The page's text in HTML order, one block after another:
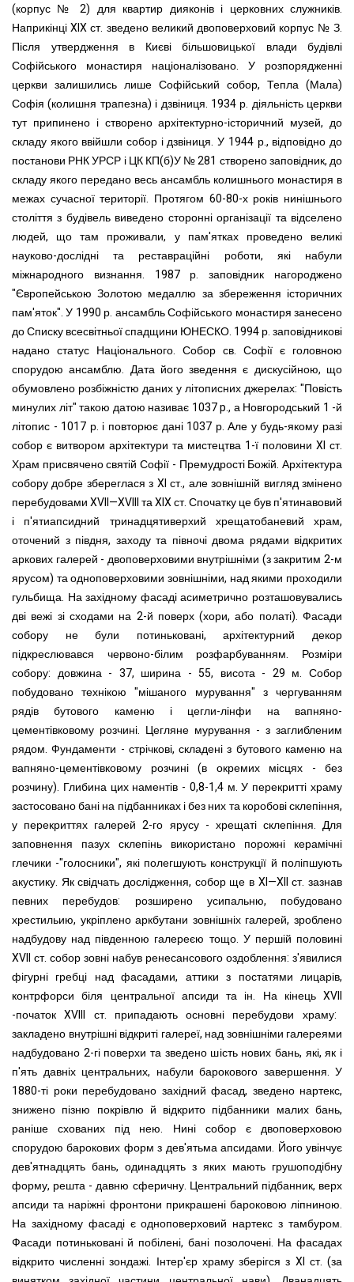
(корпус № 2) для квартир дияконів і церковних служників.
Наприкінці XIX ст. зведено великий двоповерховий корпус № З.
Після утвердження в Києві більшовицької влади будівлі
Софійського монастиря націоналізовано. У розпорядженні
церкви залишились лише Софійський собор, Тепла (Мала)
Софія (колишня трапезна) і дзвіниця. 1934 р. діяльність церкви
тут припинено і створено архітектурно-історичний музей, до
складу якого ввійшли собор і дзвіниця. У 1944 р., відповідно до
постанови РНК УРСР і ЦК КП(б)У № 281 створено заповідник, до
складу якого передано весь ансамбль колишнього монастиря в
межах сучасної території. Протягом 60-80-х років нинішнього
століття з будівель виведено сторонні організації та відселено
людей, що там проживали, у пам'ятках проведено великі
науково-дослідні та реставраційні роботи, які набули
міжнародного визнання. 1987 р. заповідник нагороджено
"Європейською Золотою медаллю за збереження історичних
пам'яток". У 1990 р. ансамбль Софійського монастиря занесено
до Списку всесвітньої спадщини ЮНЕСКО. 1994 р. заповідникові
надано статус Національного. Собор св. Софії є головною
спорудою ансамблю. Дата його зведення є дискусійною, що
обумовлено розбіжністю даних у літописних джерелах: "Повість
минулих літ" такою датою називає 1037 p., а Новгородський 1 -й
літопис - 1017 р. і повторює дані 1037 р. Але у будь-якому разі
собор є витвором архітектури та мистецтва 1-ї половини XI ст.
Храм присвячено святій Софії - Премудрості Божій. Архітектура
собору добре збереглася з XI ст., але зовнішній вигляд змінено
перебудовами XVII—XVIII та XIX ст. Спочатку це був п'ятинавовий
і п'ятиапсидний тринадцятиверхий хрещатобаневий храм,
оточений з півдня, заходу та півночі двома рядами відкритих
аркових галерей - двоповерховими внутрішніми (з закритим 2-м
ярусом) та одноповерховими зовнішніми, над якими проходили
гульбища. На західному фасаді асиметрично розташовувались
дві вежі зі сходами на 2-й поверх (хори, або полаті). Фасади
собору не були потиньковані, архітектурний декор
підкреслювався червоно-білим розфарбуванням. Розміри
собору: довжина - 37, ширина - 55, висота - 29 м. Собор
побудовано технікою "мішаного мурування" з чергуванням
рядів бутового каменю і цегли-лінфи на вапняно-
цементівковому розчині. Цегляне мурування - з заглибленим
рядом. Фундаменти - стрічкові, складені з бутового каменю на
вапняно-цементівковому розчині (в окремих місцях - без
розчину). Глибина цих наментів - 0,8-1,4 м. У перекритті храму
застосовано бані на підбанниках і без них та коробові склепіння,
у перекриттях галерей 2-го ярусу - хрещаті склепіння. Для
заповнення пазух склепінь використано порожні керамічні
глечики -"голосники", які полегшують конструкції й поліпшують
акустику. Як свідчать дослідження, собор ще в XI—XII ст. зазнав
певних перебудов: розширено усипальню, побудовано
хрестильию, укріплено аркбутани зовнішніх галерей, зроблено
надбудову над південною галереєю тощо. У першій половині
XVII ст. собор зовні набув ренесансового оздоблення: з'явилися
фігурні гребці над фасадами, аттики з постатями лицарів,
контрфорси біля центральної апсиди та ін. На кінець XVII
-початокXVIII ст. припадають основні перебудови храму:
закладено внутрішні відкриті галереї, над зовнішніми галереями
надбудовано 2-гі поверхи та зведено шість нових бань, які, як і
п'ять давніх центральних, набули барокового завершення. У
1880-ті роки перебудовано західний фасад, зведено нартекс,
знижено пізню покрівлю й відкрито підбанники малих бань,
раніше схованих під нею.
Нині собор є двоповерховою
спорудою барокових форм з дев'ятьма апсидами. Його увінчує
дев'ятнадцять бань, одинадцять з яких мають грушоподібну
форму, решта - давню сферичну. Центральний підбанник, верх
апсиди та наріжні фронтони прикрашені бароковою ліпниною.
На західному фасаді є одноповерховий нартекс з тамбуром.
Фасади потиньковані й побілені, бані позолочені. На фасадах
відкрито численні зондажі. Інтер'єр храму зберігся з XI ст. (за